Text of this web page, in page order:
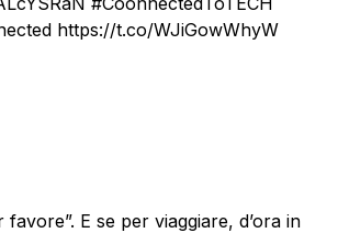
https://t.co/WJiGowWhyW
E se per viaggiare, d’ora in